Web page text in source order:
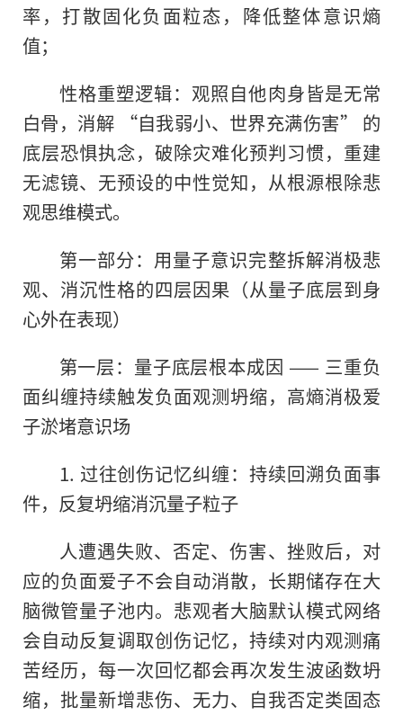
率，打散固化负面粒态，降低整体意识熵
值；
性格重塑逻辑：观照自他肉身皆是无常
白骨，消解 “自我弱小、世界充满伤害” 的
底层恐惧执念，破除灾难化预判习惯，重建
无滤镜、无预设的中性觉知，从根源根除悲
观思维模式。
第一部分：用量子意识完整拆解消极悲
观、消沉性格的四层因果（从量子底层到身
心外在表现）
第一层：量子底层根本成因 —— 三重负
面纠缠持续触发负面观测坍缩，高熵消极爱
子淤堵意识场
1. 过往创伤记忆纠缠：持续回溯负面事
件，反复坍缩消沉量子粒子
人遭遇失败、否定、伤害、挫败后，对
应的负面爱子不会自动消散，长期储存在大
脑微管量子池内。悲观者大脑默认模式网络
会自动反复调取创伤记忆，持续对内观测痛
苦经历，每一次回忆都会再次发生波函数坍
缩，批量新增悲伤、无力、自我否定类固态